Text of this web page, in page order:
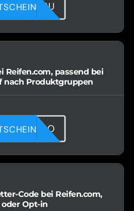
1NIAQ8K2U
Reifen.com, passend bei
nach Produktgruppen
FTEUFLIBO
Code bei Reifen.com,
Opt-in